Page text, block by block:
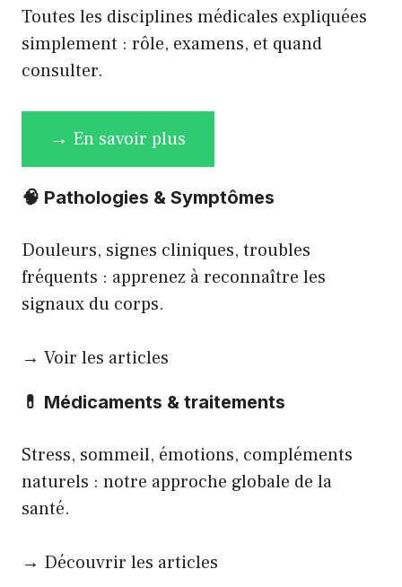
Toutes les disciplines médicales expliquées
simplement : rôle, examens, et quand
consulter.
→ En savoir plus
🧠 Pathologies & Symptômes
Douleurs, signes cliniques, troubles
fréquents : apprenez à reconnaître les
signaux du corps.
→ Voir les articles
💊 Médicaments & traitements
Stress, sommeil, émotions, compléments
naturels : notre approche globale de la
santé.
→ Découvrir les articles